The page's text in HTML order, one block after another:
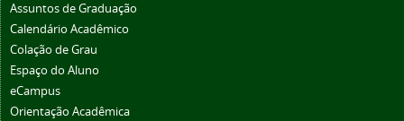
Assuntos de Graduação
Calendário Acadêmico
Colação de Grau
Espaço do Aluno
eCampus
Orientação Acadêmica